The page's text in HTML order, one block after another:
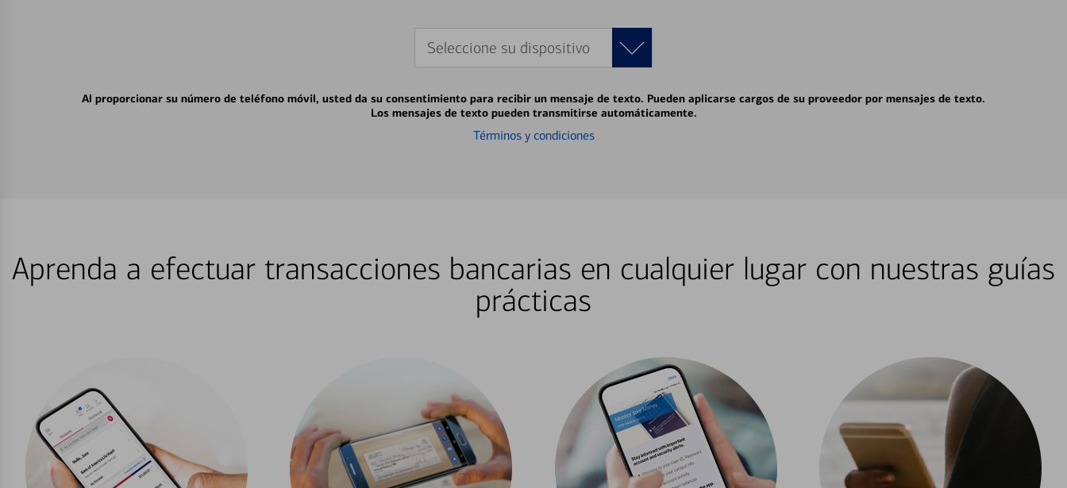
Seleccione su dispositivo
Al proporcionar su número de teléfono móvil, usted da su consentimiento para recibir un mensaje de texto. Pueden aplicarse cargos de su proveedor por mensajes de texto.
Los mensajes de texto pueden transmitirse automáticamente.
Términos y condiciones
Aprenda a efectuar transacciones bancarias en cualquier lugar con nuestras guías
prácticas